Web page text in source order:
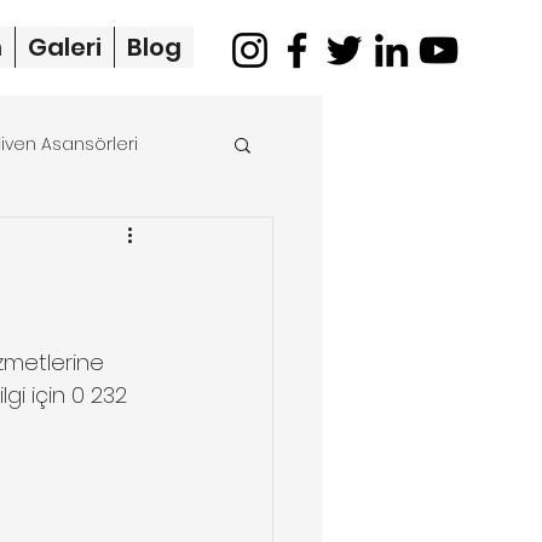
Galeri Blog
Asansörleri
asansörü
için 0 232